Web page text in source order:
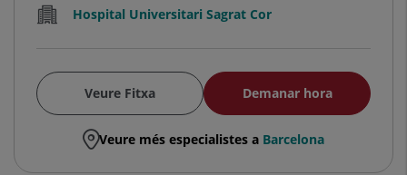
Hospital Universitari Sagrat Cor
Veure Fitxa Demanar hora
Veure més especialistes a Barcelona